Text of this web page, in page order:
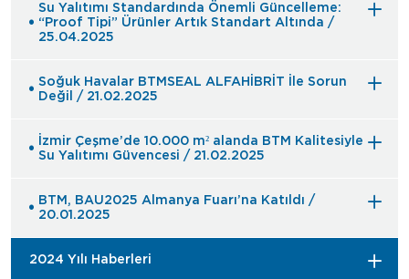
Su Yalıtımı Standardında Önemli Güncelleme:
“Proof Tipi” Ürünler Artık Standart Altında /
25.04.2025
Soğuk Havalar BTMSEAL ALFAHİBRİT İle Sorun
Değil / 21.02.2025
İzmir Çeşme’de 10.000 m² alanda BTM Kalitesiyle
Su Yalıtımı Güvencesi / 21.02.2025
BTM, BAU2025 Almanya Fuarı’na Katıldı /
20.01.2025
2024 Yılı Haberleri